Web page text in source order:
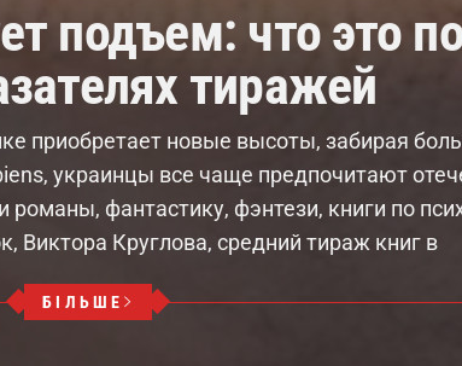
подъем: что это
тиражей
приобретает новые высоты, забирая
украинцы все чаще предпочитают
романы, фантастику, фэнтези, книги по
Виктора Круглова, средний тираж книг в
БІЛЬШЕ